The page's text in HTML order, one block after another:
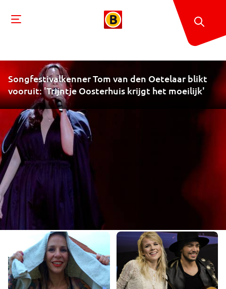
Songfestivalkenner Tom van den Oetelaar blikt
vooruit: 'Trijntje Oosterhuis krijgt het moeilijk'